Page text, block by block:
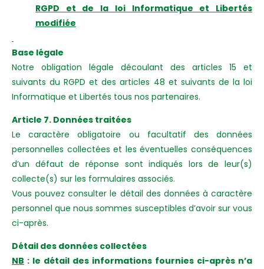
RGPD et de la loi Informatique et Libertés
modifiée
Base légale
Notre obligation légale découlant des articles 15 et
suivants du RGPD et des articles 48 et suivants de la loi
Informatique et Libertés tous nos partenaires.
Article 7. Données traitées
Le caractère obligatoire ou facultatif des données
personnelles collectées et les éventuelles conséquences
d’un défaut de réponse sont indiqués lors de leur(s)
collecte(s) sur les formulaires associés.
Vous pouvez consulter le détail des données à caractère
personnel que nous sommes susceptibles d’avoir sur vous
ci-après.
Détail des données collectées
NB : le détail des informations fournies ci-après n’a